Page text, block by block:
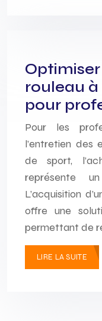
rouleau à
pour
Pour les
l’entretien des
de sport,
représente
L’acquisition
offre une
permettant de
LIRE LA SUITE